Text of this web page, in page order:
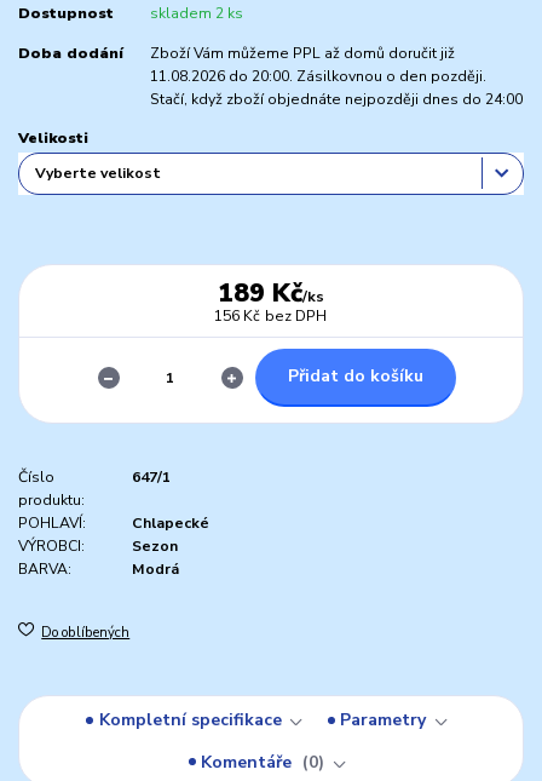
Dostupnost skladem 2 ks
Doba dodání
Zboží Vám můžeme PPL až domů doručit již
11.08.2026 do 20:00. Zásilkovnou o den později.
Stačí, když zboží objednáte nejpozději dnes do 24:00
Velikosti
189 Kč/ks
156 Kč bez DPH
Přidat do košíku
Číslo
produktu:
647/1
POHLAVÍ:
Chlapecké
VÝROBCI:
Sezon
BARVA:
Modrá
Do oblíbených
Kompletní specifikace
Parametry
Komentáře
0